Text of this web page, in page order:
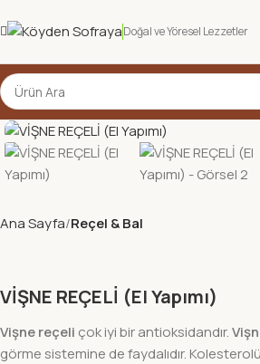
Doğal ve Yöresel Lezzetler
Ana Sayfa Reçel & Bal
VİŞNE REÇELİ (El Yapımı)
Vişne reçeli çok iyi bir antioksidandır.
görme sistemine de faydalıdır.